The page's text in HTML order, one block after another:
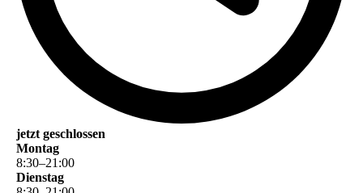
jetzt geschlossen
Montag
8:30–21 :00
Dienstag